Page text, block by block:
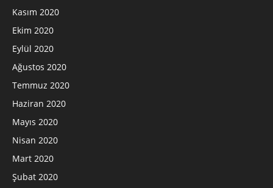
Kasım 2020
Ekim 2020
Eylül 2020
Ağustos 2020
Temmuz 2020
Haziran 2020
Mayıs 2020
Nisan 2020
Mart 2020
Şubat 2020